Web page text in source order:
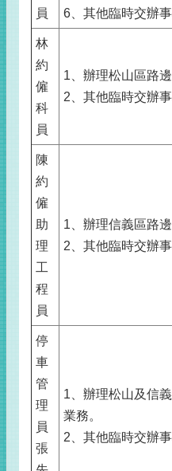
員
6、其他臨時交辦事
林
約
僱
科
員
1、辦理松山區路
2、其他臨時交辦事
陳
約
僱
助
理
工
程
員
1、辦理信義區路
2、其他臨時交辦事
停
車
管
理
員
張
1、辦理松山及信
業務。
2、其他臨時交辦事